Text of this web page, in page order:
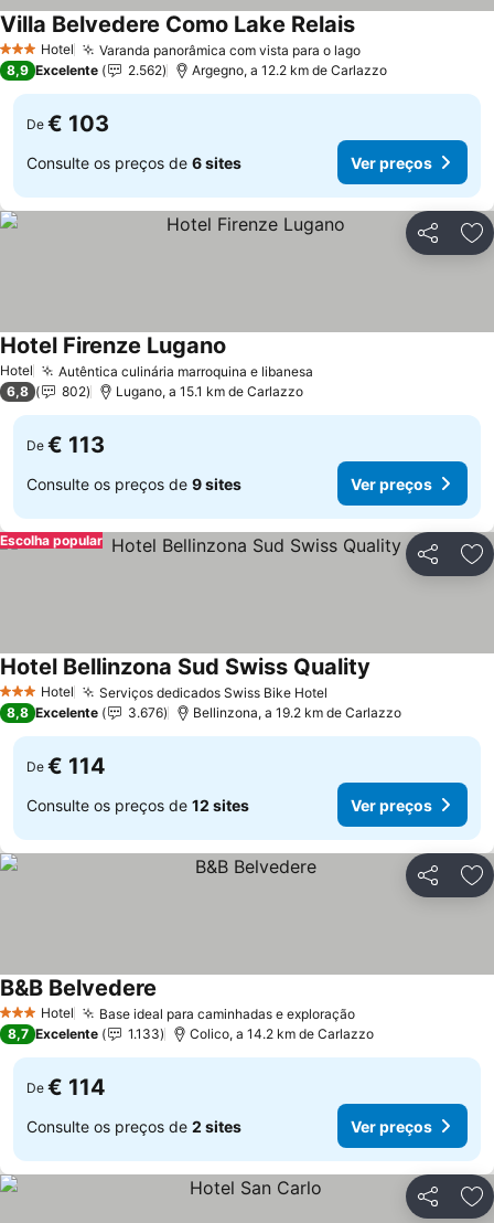
3 EstrelasHotel Varanda panorâmica com vista para o lago
Villa Belvedere Como Lake Relais
8,9 Excelente 2.562 Argegno, a 12.2 km de Carlazzo
De € 103
Consulte os preços de 6 sites Ver preços
Partilhar
Hotel Autêntica culinária marroquina e libanesa
Hotel Firenze Lugano
6,8 802 Lugano, a 15.1 km de Carlazzo
De € 113
Consulte os preços de 9 sites Ver preços
Partilhar
Escolha popular
3 EstrelasHotel Serviços dedicados Swiss Bike Hotel
Hotel Bellinzona Sud Swiss Quality
8,8 Excelente 3.676 Bellinzona, a 19.2 km de Carlazzo
De € 114
Consulte os preços de 12 sites Ver preços
Partilhar
3 EstrelasHotel Base ideal para caminhadas e exploração
B&B Belvedere
8,7 Excelente 1.133 Colico, a 14.2 km de Carlazzo
De € 114
Consulte os preços de 2 sites Ver preços
Partilhar